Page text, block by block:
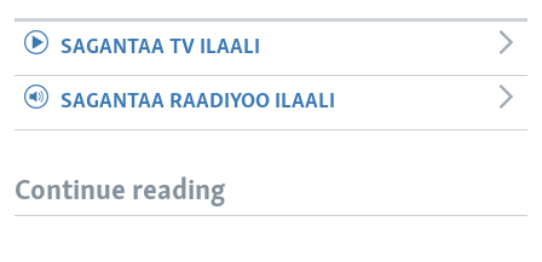
SAGANTAA TV ILAALI
SAGANTAA RAADIYOO ILAALI
Continue reading